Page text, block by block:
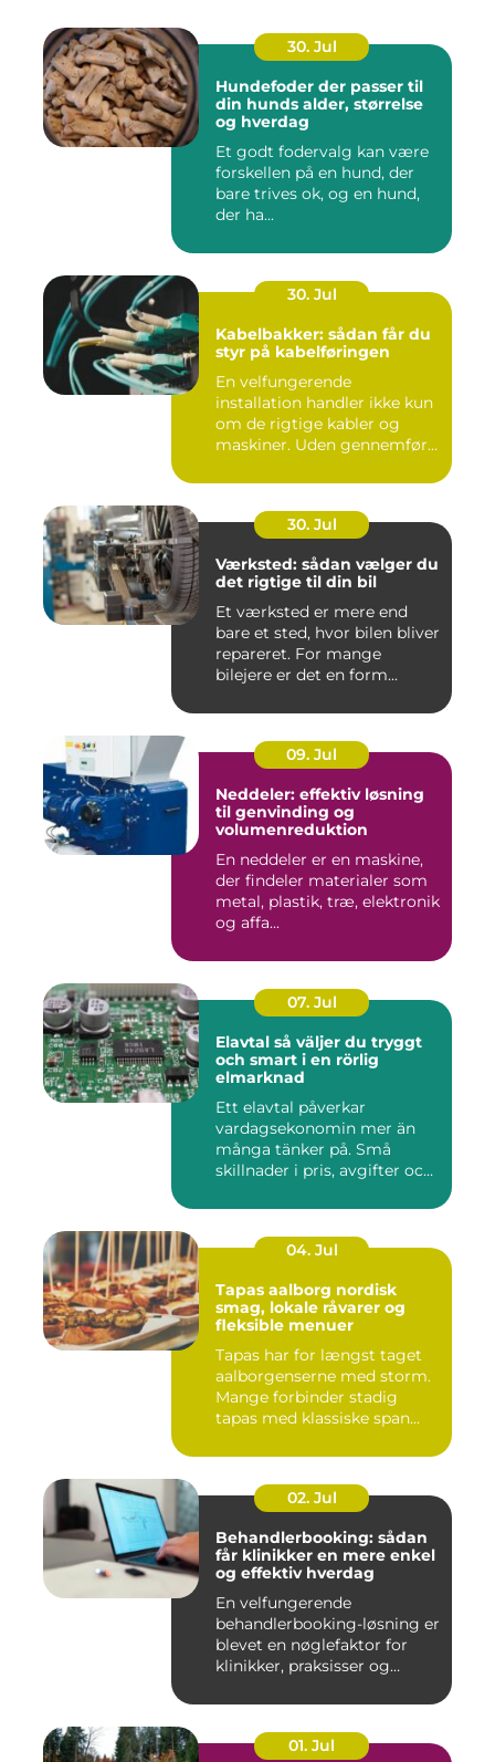
30. Jul
Hundefoder der passer til
din hunds alder, størrelse
og hverdag
Et godt fodervalg kan være
forskellen på en hund, der
bare trives ok, og en hund,
der ha...
30. Jul
Kabelbakker: sådan får du
styr på kabelføringen
En velfungerende
installation handler ikke kun
om de rigtige kabler og
maskiner. Uden gennemført
30. Jul
Værksted: sådan vælger du
det rigtige til din bil
Et værksted er mere end
bare et sted, hvor bilen bliver
repareret. For mange
bilejere er det en form...
09. Jul
Neddeler: effektiv løsning
til genvinding og
volumenreduktion
En neddeler er en maskine,
der findeler materialer som
metal, plastik, træ, elektronik
og affa...
07. Jul
Elavtal så väljer du tryggt
och smart i en rörlig
elmarknad
Ett elavtal påverkar
vardagsekonomin mer än
många tänker på. Små
skillnader i pris, avgifter och
04. Jul
Tapas aalborg nordisk
smag, lokale råvarer og
fleksible menuer
Tapas har for længst taget
aalborgenserne med storm.
Mange forbinder stadig
tapas med klassiske span...
02. Jul
Behandlerbooking: sådan
får klinikker en mere enkel
og effektiv hverdag
En velfungerende
behandlerbooking-løsning er
blevet en nøglefaktor for
klinikker, praksisser og
01. Jul